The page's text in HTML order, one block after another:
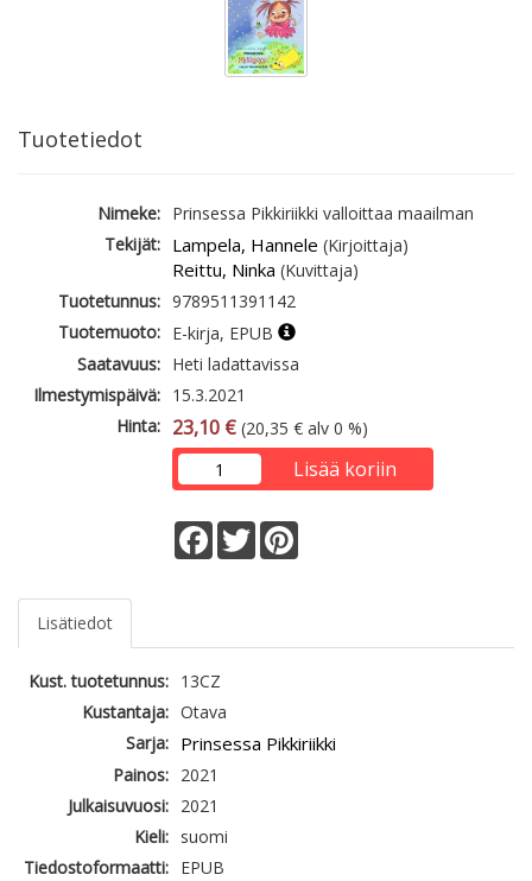
Tuotetiedot
Nimeke: Prinsessa Pikkiriikki valloittaa maailman
Tekijät: Lampela, Hannele (Kirjoittaja)
Reittu, Ninka (Kuvittaja)
Tuotetunnus: 9789511391142
Tuotemuoto: E-kirja, EPUB
Saatavuus: Heti ladattavissa
Ilmestymispäivä: 15.3.2021
Hinta: 23,10 € (20,35 € alv 0 %)
Lisää koriin
Facebook
Twitter
Lisätiedot
Kust. tuotetunnus: 13CZ
Kustantaja: Otava
Sarja: Prinsessa Pikkiriikki
Painos: 2021
Julkaisuvuosi: 2021
Kieli: suomi
Tiedostoformaatti: EPUB